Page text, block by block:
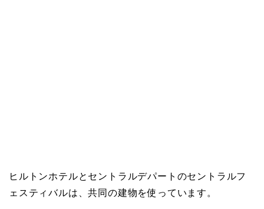
ヒルトンホテルとセントラルデパートのセントラルフ
ェスティバルは、共同の建物を使っています。